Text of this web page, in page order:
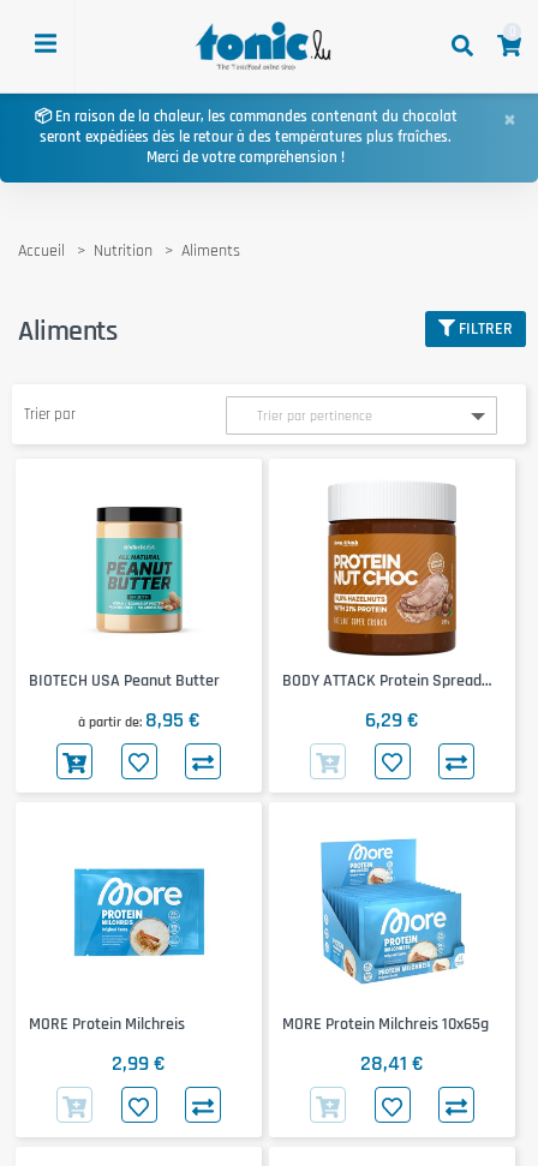
📦 En raison de la chaleur, les commandes contenant du chocolat
seront expédiées dès le retour à des températures plus fraîches.
Merci de votre compréhension !
×
Accueil Nutrition Aliments
Aliments FILTRER
Trier par
BIOTECH USA Peanut Butter
à partir de 8,95 €
BODY ATTACK Protein Spread
6,29 €
MORE Protein Milchreis
2,99 €
MORE Protein Milchreis 10x65g
28,41 €